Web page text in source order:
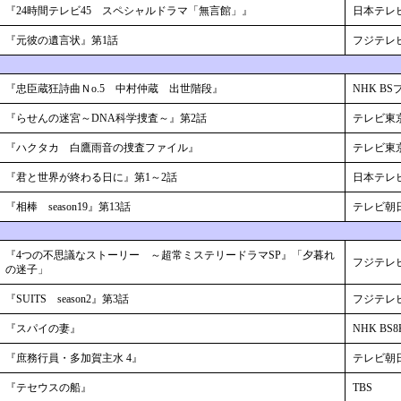
『24時間テレビ45 スペシャルドラマ「無言館」』 日本テレ
『元彼の遺言状』第1話 フジテレ
『忠臣蔵狂詩曲Ｎo.5 中村仲蔵 出世階段』 NHK BS
『らせんの迷宮～DNA科学捜査～』第2話 テレビ東
『ハクタカ 白鷹雨音の捜査ファイル』 テレビ東
『君と世界が終わる日に』第1～2話 日本テレ
『相棒 season19』第13話 テレビ朝
『4つの不思議なストーリー ～超常ミステリードラマSP』「夕暮れ
の迷子」
フジテレ
『SUITS season2』第3話 フジテレ
『スパイの妻』 NHK
『庶務行員・多加賀主水 4』 テレビ朝
『テセウスの船』 TBS